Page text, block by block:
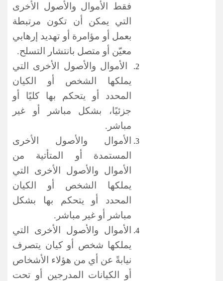
فقط الأموال والأصول الأخرى
التي يمكن أن تكون مرتبطة
بعمل أو مؤامرة أو تهديد إرهابي
معيّن أو متصل بانتشار التسلح.
الأموال والأصول الأخرى التي
يملكها الشخص أو الكيان
المحدد أو يتحكم بها كليًا أو
جزئيًا، بشكل مباشر أو غير
مباشر.
الأموال والأصول الأخرى
المستمدة أو المتأتية من
الأموال والأصول الأخرى التي
يملكها الشخص أو الكيان
المحدد أو يتحكم بها بشكل
مباشر أو غير مباشر.
الأموال والأصول الأخرى التي
يملكها شخص أو كيان يتصرف
نيابةً عن أي من هؤلاء الأشخاص
أو الكيانات المدرجين أو تحت